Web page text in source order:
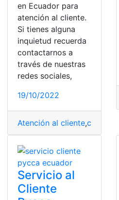
en Ecuador para
atención al cliente.
Si tienes alguna
inquietud recuerda
contactarnos a
través de nuestras
redes sociales,
19/10/2022
Atención al cliente,consulta
Servicio al
Cliente